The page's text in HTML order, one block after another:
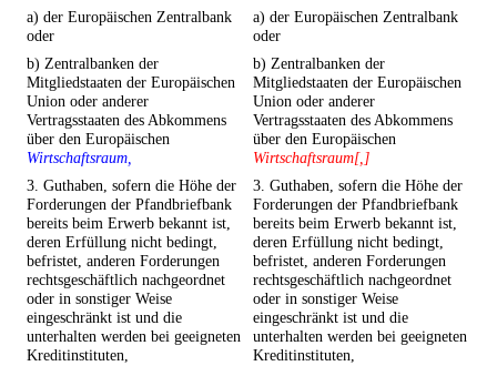
a) der Europäischen Zentralbank
oder
a) der Europäischen Zentralbank
oder
b) Zentralbanken der
Mitgliedstaaten der Europäischen
Union oder anderer
Vertragsstaaten des Abkommens
über den Europäischen
Wirtschaftsraum,
b) Zentralbanken der
Mitgliedstaaten der Europäischen
Union oder anderer
Vertragsstaaten des Abkommens
über den Europäischen
Wirtschaftsraum[,]
3. Guthaben, sofern die Höhe der
Forderungen der Pfandbriefbank
bereits beim Erwerb bekannt ist,
deren Erfüllung nicht bedingt,
befristet, anderen Forderungen
rechtsgeschäftlich nachgeordnet
oder in sonstiger Weise
eingeschränkt ist und die
unterhalten werden bei geeigneten
Kreditinstituten,
3. Guthaben, sofern die Höhe der
Forderungen der Pfandbriefbank
bereits beim Erwerb bekannt ist,
deren Erfüllung nicht bedingt,
befristet, anderen Forderungen
rechtsgeschäftlich nachgeordnet
oder in sonstiger Weise
eingeschränkt ist und die
unterhalten werden bei geeigneten
Kreditinstituten,